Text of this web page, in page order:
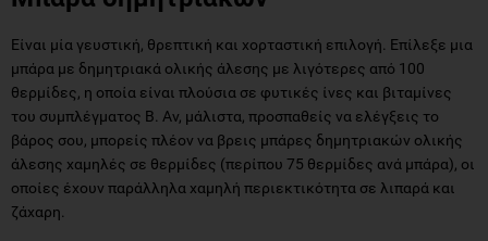
Είναι μία γευστική, θρεπτική και χορταστική επιλογή. Επίλεξε μια
μπάρα με δημητριακά ολικής άλεσης με λιγότερες από 100
θερμίδες, η οποία είναι πλούσια σε φυτικές ίνες και βιταμίνες
του συμπλέγματος Β. Αν, μάλιστα, προσπαθείς να ελέγξεις το
βάρος σου, μπορείς πλέον να βρεις μπάρες δημητριακών ολικής
άλεσης χαμηλές σε θερμίδες (περίπου 75 θερμίδες ανά μπάρα), οι
οποίες έχουν παράλληλα χαμηλή περιεκτικότητα σε λιπαρά και
ζάχαρη.